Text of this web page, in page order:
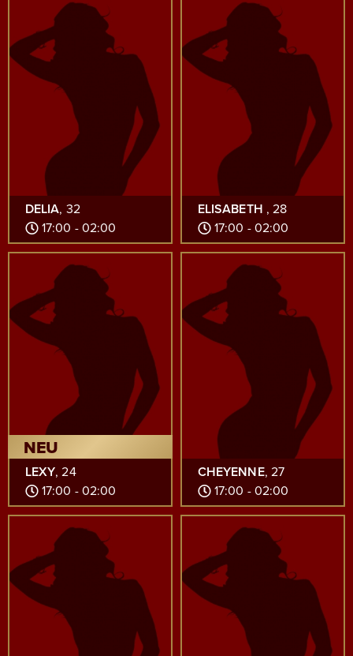
DELIA, 32
17:00 - 02:00
ELISABETH , 28
17:00 - 02:00
NEU
LEXY, 24
17:00 - 02:00
CHEYENNE, 27
17:00 - 02:00